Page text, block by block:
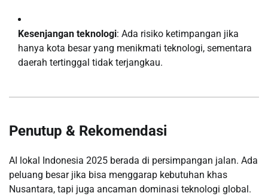
Kesenjangan teknologi: Ada risiko ketimpangan jika
hanya kota besar yang menikmati teknologi, sementara
daerah tertinggal tidak terjangkau.
Penutup & Rekomendasi
AI lokal Indonesia 2025 berada di persimpangan jalan. Ada
peluang besar jika bisa menggarap kebutuhan khas
Nusantara, tapi juga ancaman dominasi teknologi global.